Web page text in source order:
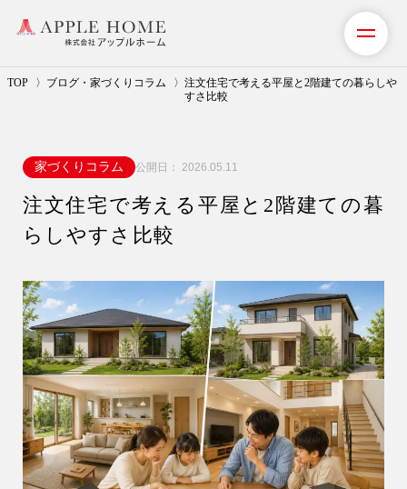
TOP ブログ・家づくりコラム
注文住宅で考える平屋と2階建ての暮らしや
すさ比較
家づくりコラム 公開日： 2026.05.11
注文住宅で考える平屋と2階建ての暮
らしやすさ比較
事業紹介（注文住宅）
リフォーム・リノベーション
土地探しサポート
ショールーム・モデルハウス
施工事例・お客様の声
会社情報
会社概要